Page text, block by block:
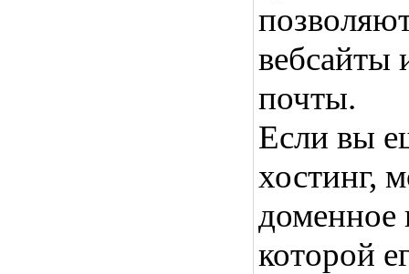
вебсайты
почты.
Если вы
хостинг,
доменное
которой